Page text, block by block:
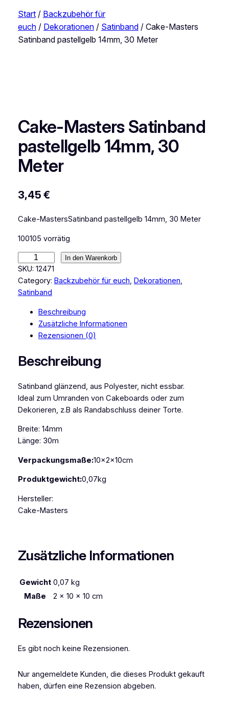
Start/ Backzubehör für
euch/ Dekorationen/ Satinband/ Cake-Masters
Satinband pastellgelb 14mm, 30 Meter
Cake-Masters Satinband
pastellgelb 14mm, 30
Meter
3,45 €
Cake-MastersSatinband pastellgelb 14mm, 30 Meter
100105 vorrätig
a
k
e
e
s
S
a
i
n
b
n
e
g
b
4
m
,
In den Warenkorb
SKU: 12471
Category: Backzubehör für euch, Dekorationen
Satinband
Beschreibung
Zusätzliche Informationen
Rezensionen (0)
Beschreibung
Satinband glänzend, aus Polyester, nicht essbar.
Ideal zum Umranden von Cakeboards oder zum
Dekorieren, z.B als Randabschluss deiner Torte.
Breite: 14mm
Länge: 30m
Verpackungsmaße:10x2x10cm
Produktgewicht:0,07kg
Hersteller:
Cake-Masters
Zusätzliche Informationen
Gewicht 0,07 kg
Maße
2 × 10 × 10 cm
Rezensionen
Es gibt noch keine Rezensionen.
Nur angemeldete Kunden, die dieses Produkt gekauft
haben, dürfen eine Rezension abgeben.